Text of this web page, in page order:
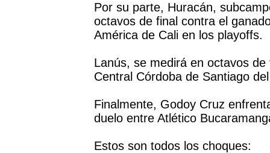
Por su parte, Huracán,
octavos de final contra el
América de Cali en los playoffs.
Lanús, se medirá en octavos
Central Córdoba de Santiago
Finalmente, Godoy Cruz
duelo entre Atlético
Estos son todos los choques: